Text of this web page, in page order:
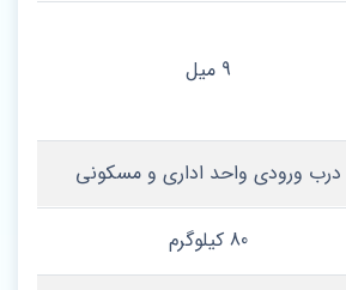
9 میل
درب ورودی واحد اداری و مسکونی
80 کیلوگرم